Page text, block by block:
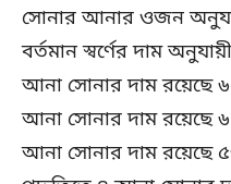
সোনার আনার ওজন
বর্তমান স্বর্ণের দাম
আনা সোনার দাম রয়েছে
আনা সোনার দাম রয়েছে
আনা সোনার দাম রয়েছে